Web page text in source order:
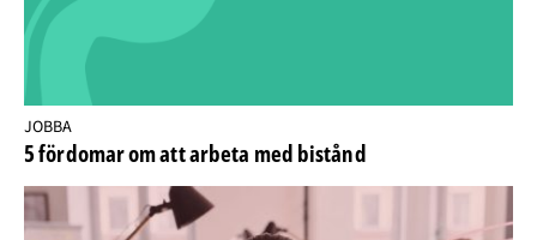
JOBBA
5 fördomar om att arbeta med bistånd